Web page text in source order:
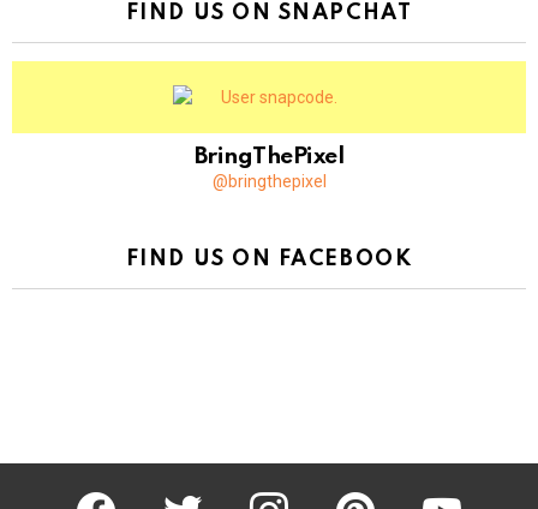
FIND US ON SNAPCHAT
BringThePixel
@bringthepixel
FIND US ON FACEBOOK
facebook twitter instagram pinterest youtube